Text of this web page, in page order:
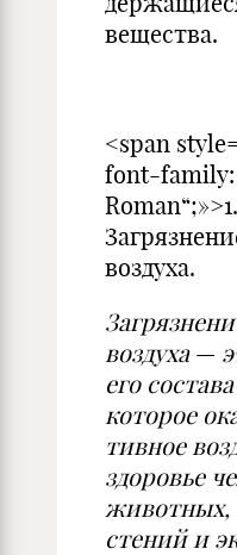
веще­ства.
<span
font-family:
воздуха.
воз­духа —
его
которое
тивное
здоровье
животных,
стений и